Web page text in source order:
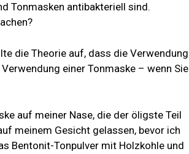
Tonmasken antibakteriell sind.
die Theorie auf, dass die Verwendung
einer Tonmaske – wenn Sie
auf meiner Nase, die der öligste Teil
meinem Gesicht gelassen, bevor ich
Bentonit-Tonpulver mit Holzkohle und